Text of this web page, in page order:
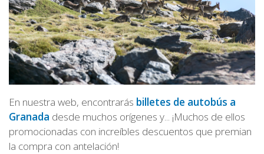
En nuestra web, encontrarás billetes de autobús a
Granada desde muchos orígenes y... ¡Muchos de ellos
promocionadas con increíbles descuentos que premian
la compra con antelación!